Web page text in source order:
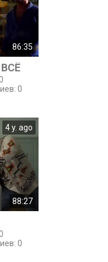
86:35
: 0
4 y. ago
88:27
: 0